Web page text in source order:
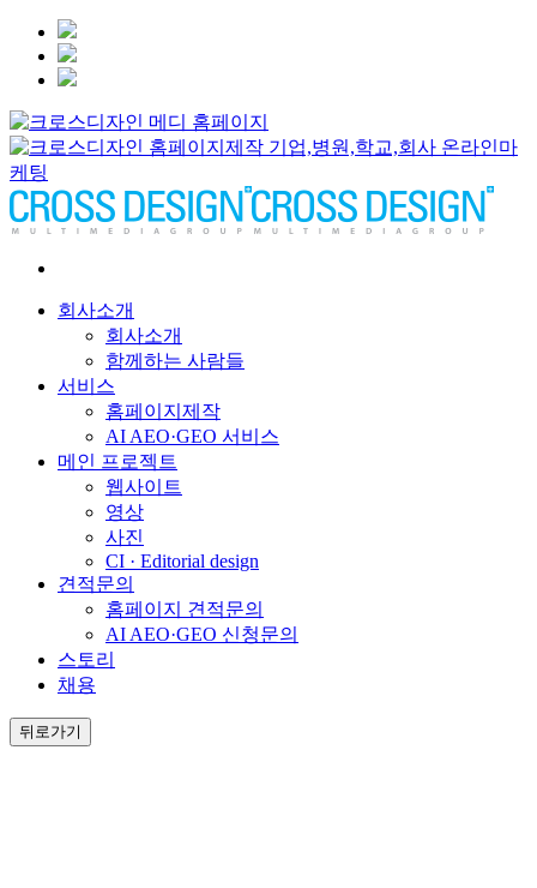
회사소개
회사소개
함께하는 사람들
서비스
홈페이지제작
AI AEO·GEO 서비스
메인 프로젝트
웹사이트
영상
사진
CI · Editorial design
견적문의
홈페이지 견적문의
AI AEO·GEO 신청문의
스토리
채용
뒤로가기